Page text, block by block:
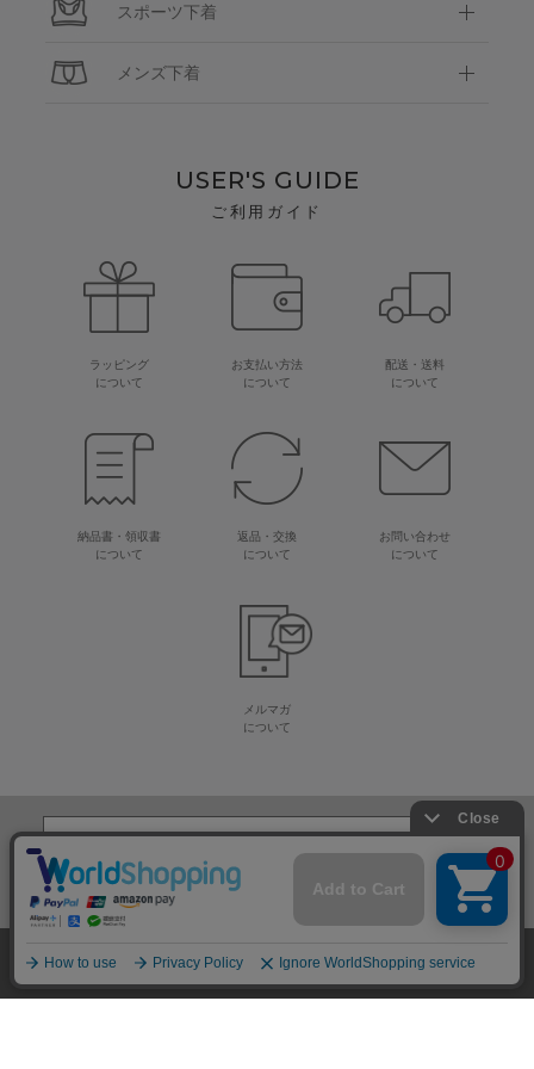
スポーツ下着
メンズ下着
USER'S GUIDE
ご利用ガイド
ラッピング
について
お支払い方法
について
配送・送料
について
納品書・領収書
について
返品・交換
について
お問い合わせ
について
メルマガ
について
生地・毛糸・手芸材料の専門店
株式会社オカダヤ 会社概要 採用情報